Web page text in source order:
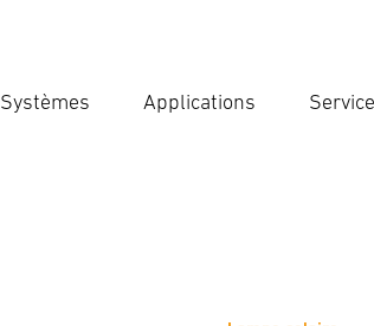
Systèmes Applications